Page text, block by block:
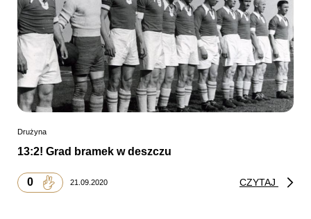
Drużyna
13:2! Grad bramek w deszczu
0 21.09.2020 CZYTAJ